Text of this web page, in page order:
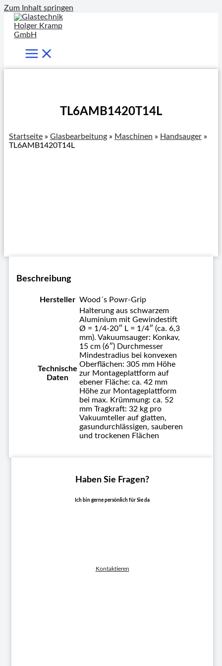
Zum Inhalt springen
TL6AMB1420T14L
Startseite » Glasbearbeitung » Maschinen » Handsauger »
TL6AMB1420T14L
Beschreibung
Hersteller Wood´s Powr-Grip
Technische
Daten
Halterung aus schwarzem
Aluminium mit Gewindestift
Ø = 1/4-20″ L = 1/4″ (ca. 6,3
mm). Vakuumsauger: Konkav,
15 cm (6″) Durchmesser
Mindestradius bei konvexen
Oberflächen: 305 mm Höhe
zur Montageplattform auf
ebener Fläche: ca. 42 mm
Höhe zur Montageplattform
bei max. Krümmung: ca. 52
mm Tragkraft: 32 kg pro
Vakuumteller auf glatten,
gasundurchlässigen, sauberen
und trockenen Flächen
Haben Sie Fragen?
Ich bin gerne persönlich für Sie da
Kontaktieren